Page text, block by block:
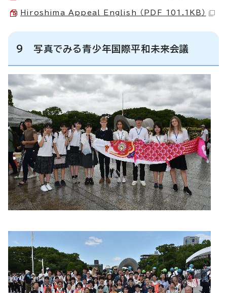
Hiroshima Appeal English （PDF 101.1KB）
9 写真でみる青少年国際平和未来会議